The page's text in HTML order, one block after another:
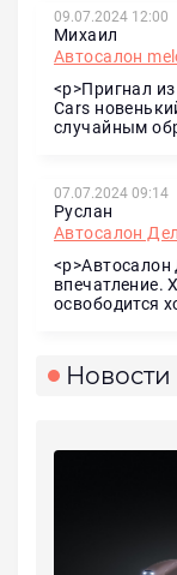
09.07.2024 12:00
Михаил
Автосалон
<p>Пригнал
Cars
случайным
07.07.2024 09:14
Руслан
Автосалон
впечатление.
освободится
Новости